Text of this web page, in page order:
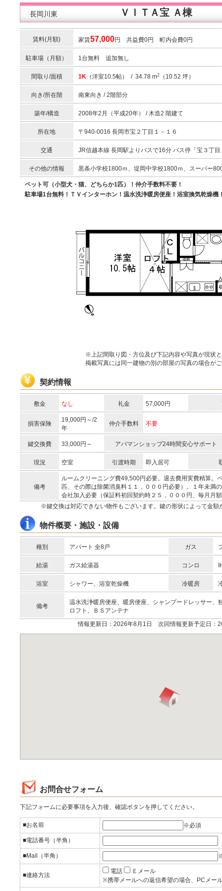
長岡川東 ＶＩＴＡ宝 Ａ棟
賃料(月額) 家賃57,000円 共益費0円 町内会費0円
駐車場（月額） 1台無料 追加無し
間取り/面積 1K （洋室10.5帖） / 34.78 m2 （10.52 坪）
向き/所在階 南東向き / 2階部分
築年/構造 2008年2月（平成20年） / 木造2 階建て
所在地 〒940-0016 長岡市宝２丁目１－１６
交通 JR信越本線 長岡駅よりバスで16分 バス停「宝３丁
その他の情報 黒条小学校1800ｍ、堤岡中学校1800ｍ、スーパー
ペット可（小型犬・猫、どちらか1匹）！仲介手数料不要！
駐車場1台無料！ＴＶインターホン！温水洗浄暖房便座！浴室換気乾燥機
※上記間取り図・方位及び下記内容や写真が現状
掲載写真には同一建物の別の部屋の写真の場合が
契約情報
敷金 なし 礼金 57,000円
損害保険
19,000円～/2
年
仲介手数料 不要
鍵交換費 33,000円～ アパマンショップ24時間安心サポート
現況 空室 引渡時期 即入居可
備考
ルームクリーニング費49,500円必要。退去費用実費精算。
匹、その際は除菌消臭料１１，０００円必要）。１年未満
会社加入必要（保証料初回契約時２５，０００円、毎月月
※鍵交換は対応できない物件もございます。鍵の形状によって金額
物件概要・施設・設備
種別 アパート 全8戸 ガス
給湯 ガス給湯器 コンロ
浴室 シャワー、浴室乾燥機 冷暖房
備考
温水洗浄暖房便座、暖房便座、シャンプードレッサー、
ロフト、ＢＳアンテナ
情報更新日：2026年8月1日 次回情報更新予定日：
お問合せフォーム
下記フォームに必要事項を入力後、確認ボタンを押してください。
■お名前 ※必須
■電話番号（半角）
■Mail（半角）
■連絡方法
電話
Ｅメール
※携帯メールへの返信希望の場合、PCメー